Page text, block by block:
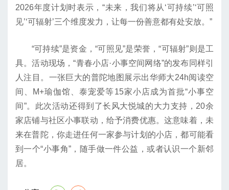
2026年度计划时表示，“未来，我们将从‘可持续’‘可照
见’‘可辐射’三个维度发力，让每一份善意都有处安放。”
“可持续”是资金，“可照见”是荣誉，“可辐射”则是工
具。活动现场，“青春小店·小事空间网络”的发布同样引
人注目。一张巨大的普陀地图展示出华师大24h阅读空
间、M+瑜伽馆、泰宠爱等15家小店成为首批“小事空
间”。此次活动还得到了长风大悦城的大力支持，20余
家店铺与社区小事联动，给予消费优惠。这意味着，未
来在普陀，你走进任何一家参与计划的小店，都可能看
到一个“小事角”，随手做一件公益，或者认识一个新邻
居。